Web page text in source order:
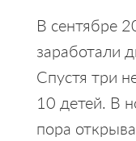
В сентябре
заработали
Спустя три
10 детей. В
пора